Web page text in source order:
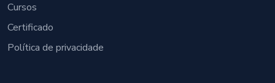
Cursos
Certificado
Política de privacidade